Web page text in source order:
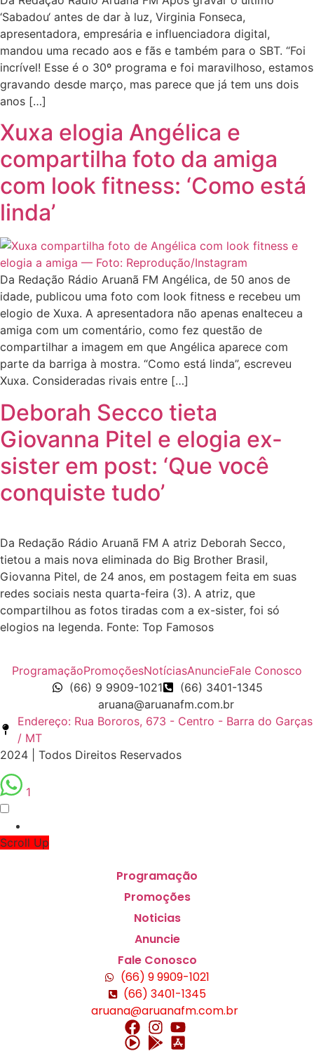
‘Sabadou‘ antes de dar à luz, Virginia Fonseca,
apresentadora, empresária e influenciadora digital,
mandou uma recado aos e fãs e também para o SBT. “Foi
incrível! Esse é o 30º programa e foi maravilhoso, estamos
gravando desde março, mas parece que já tem uns dois
anos […]
Xuxa elogia Angélica e
compartilha foto da amiga
com look fitness: ‘Como está
linda’
Da Redação Rádio Aruanã FM Angélica, de 50 anos de
idade, publicou uma foto com look fitness e recebeu um
elogio de Xuxa. A apresentadora não apenas enalteceu a
amiga com um comentário, como fez questão de
compartilhar a imagem em que Angélica aparece com
parte da barriga à mostra. “Como está linda”, escreveu
Xuxa. Consideradas rivais entre […]
Deborah Secco tieta
Giovanna Pitel e elogia ex-
sister em post: ‘Que você
conquiste tudo’
Da Redação Rádio Aruanã FM A atriz Deborah Secco,
tietou a mais nova eliminada do Big Brother Brasil,
Giovanna Pitel, de 24 anos, em postagem feita em suas
redes sociais nesta quarta-feira (3). A atriz, que
compartilhou as fotos tiradas com a ex-sister, foi só
elogios na legenda. Fonte: Top Famosos
ProgramaçãoPromoçõesNotíciasAnuncieFale Conosco
(66) 9 9909-1021
(66) 3401-1345
aruana@aruanafm.com.br
Endereço: Rua Bororos, 673 - Centro - Barra do Garças
/ MT
2024 | Todos Direitos Reservados
1
Scroll Up
Programação
Promoções
Noticias
Anuncie
Fale Conosco
(66) 9 9909-1021
(66) 3401-1345
aruana@aruanafm.com.br